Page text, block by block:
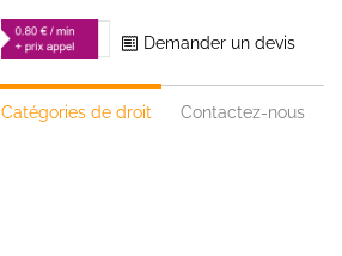
Demander un devis
Catégories de droit Contactez-nous